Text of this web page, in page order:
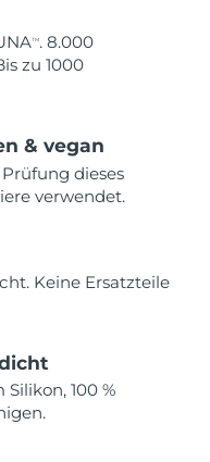
TM . 8.000
zu 1000
& vegan
dieses
verwendet.
Keine Ersatzteile
100 %